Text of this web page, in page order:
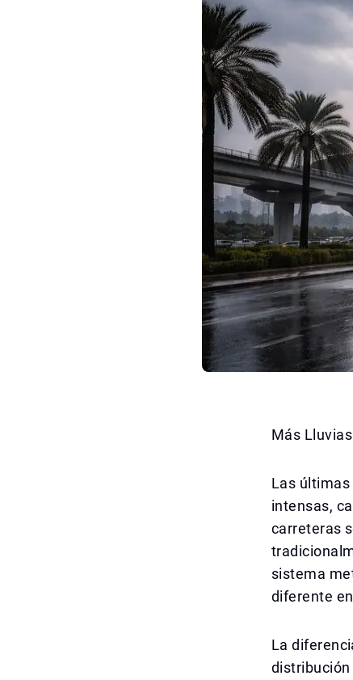
Más
Las últimas
intensas,
carreteras
sistema
diferente
La
distribución